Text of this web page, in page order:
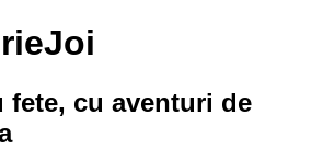
fete, cu aventuri de